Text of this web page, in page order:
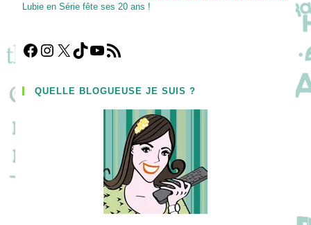
Lubie en Série fête ses 20 ans !
Facebook
Instagram
X TikTokYouTube
Flux RSS
QUELLE BLOGUEUSE JE SUIS ?